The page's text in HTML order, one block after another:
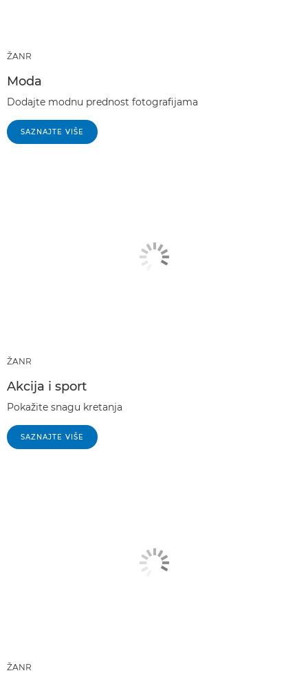
ŽANR
Moda
Dodajte modnu prednost fotografijama
SAZNAJTE VIŠE
ŽANR
Akcija i sport
Pokažite snagu kretanja
SAZNAJTE VIŠE
ŽANR